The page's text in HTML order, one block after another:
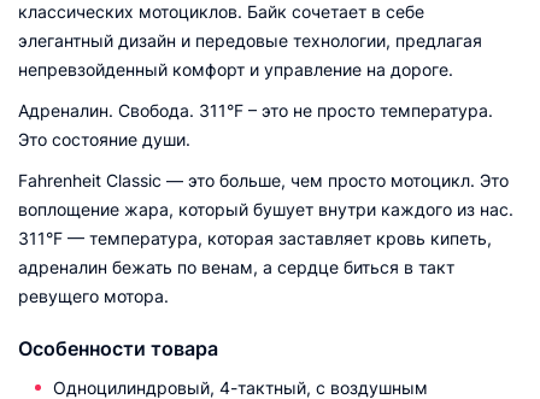
классических мотоциклов. Байк сочетает в себе
элегантный дизайн и передовые технологии, предлагая
непревзойденный комфорт и управление на дороге.
Адреналин. Свобода. 311°F – это не просто температура.
Это состояние души.
Fahrenheit Classic — это больше, чем просто мотоцикл. Это
воплощение жара, который бушует внутри каждого из нас.
311°F — температура, которая заставляет кровь кипеть,
адреналин бежать по венам, а сердце биться в такт
ревущего мотора.
Особенности товара
Одноцилиндровый, 4-тактный, с воздушным